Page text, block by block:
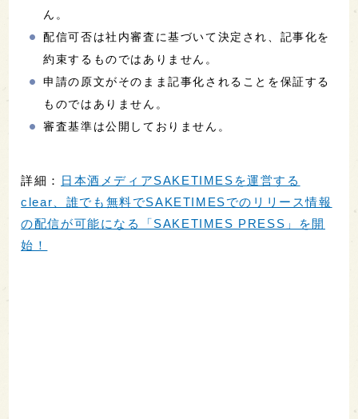
ん。
配信可否は社内審査に基づいて決定され、記事化を
約束するものではありません。
申請の原文がそのまま記事化されることを保証する
ものではありません。
審査基準は公開しておりません。
詳細：
日本酒メディアSAKETIMESを運営する
clear、誰でも無料でSAKETIMESでのリリース情報
の配信が可能になる「SAKETIMES PRESS」を開
始！